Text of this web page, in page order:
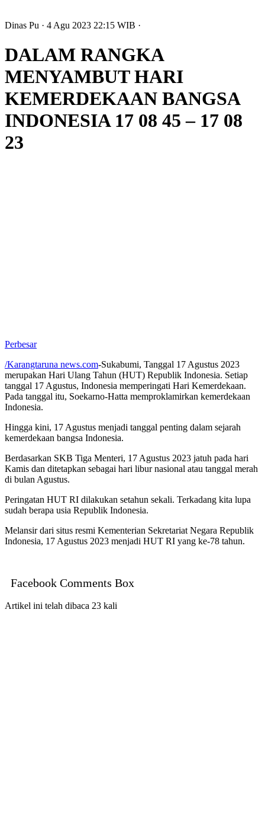
Dinas Pu · 4 Agu 2023 22:15 WIB ·
DALAM RANGKA
MENYAMBUT HARI
KEMERDEKAAN BANGSA
INDONESIA 17 08 45 – 17 08
23
Perbesar
/Karangtaruna news.com-Sukabumi, Tanggal 17 Agustus 2023
merupakan Hari Ulang Tahun (HUT) Republik Indonesia. Setiap
tanggal 17 Agustus, Indonesia memperingati Hari Kemerdekaan.
Pada tanggal itu, Soekarno-Hatta memproklamirkan kemerdekaan
Indonesia.
Hingga kini, 17 Agustus menjadi tanggal penting dalam sejarah
kemerdekaan bangsa Indonesia.
Berdasarkan SKB Tiga Menteri, 17 Agustus 2023 jatuh pada hari
Kamis dan ditetapkan sebagai hari libur nasional atau tanggal merah
di bulan Agustus.
Peringatan HUT RI dilakukan setahun sekali. Terkadang kita lupa
sudah berapa usia Republik Indonesia.
Melansir dari situs resmi Kementerian Sekretariat Negara Republik
Indonesia, 17 Agustus 2023 menjadi HUT RI yang ke-78 tahun.
Facebook Comments Box
Artikel ini telah dibaca 23 kali